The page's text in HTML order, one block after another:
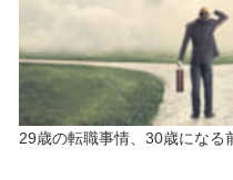
29歳の転職事情、30歳になる